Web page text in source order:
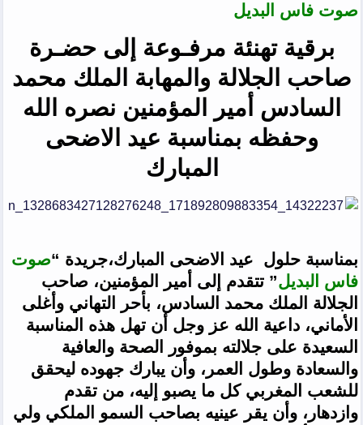
صوت فاس البديل
برقية تهنئة مرفـوعة إلى حضـرة
صاحب الجلالة والمهابة الملك محمد
السادس أمير المؤمنين نصره الله
وحفظه بمناسبة عيد الاضحى
المبارك
بمناسبة حلول عيد الاضحى المبارك،جريدة “صوت
فاس البديل” تتقدم إلى أمير المؤمنين، صاحب
الجلالة الملك محمد السادس، بأحر التهاني وأغلى
الأماني، داعية الله عز وجل أن تهل هذه المناسبة
السعيدة على جلالته بموفور الصحة والعافية
والسعادة وطول العمر، وأن يبارك جهوده ليحقق
للشعب المغربي كل ما يصبو إليه، من تقدم
وازدهار، وأن يقر عينيه بصاحب السمو الملكي ولي